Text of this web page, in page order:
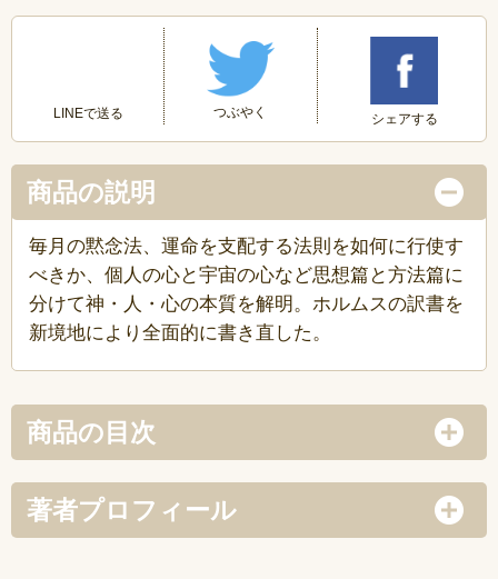
LINEで送る つぶやく シェアする
商品の説明
毎月の黙念法、運命を支配する法則を如何に行使す
べきか、個人の心と宇宙の心など思想篇と方法篇に
分けて神・人・心の本質を解明。ホルムスの訳書を
新境地により全面的に書き直した。
商品の目次
著者プロフィール